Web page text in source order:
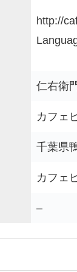
http://
仁右衛
カフェ
千葉県
カフェ
–